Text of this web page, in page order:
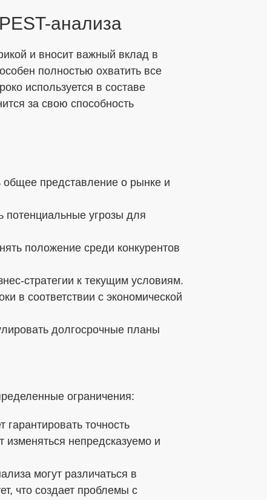
анализа
и вносит важный вклад в
полностью охватить все
используется в составе
за свою способность
представление о рынке и
потенциальные угрозы для
положение среди конкурентов
стратегии к текущим условиям.
в соответствии с экономической
долгосрочные планы
ограничения:
точность
изменяться непредсказуемо и
могут различаться в
что создает проблемы с